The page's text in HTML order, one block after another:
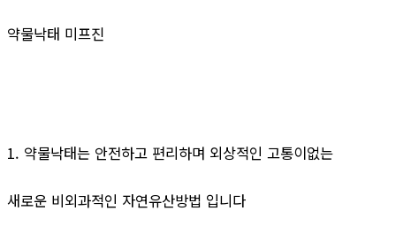
약물낙태 미프진
1. 약물낙태는 안전하고 편리하며 외상적인 고통이없는
새로운 비외과적인 자연유산방법 입니다